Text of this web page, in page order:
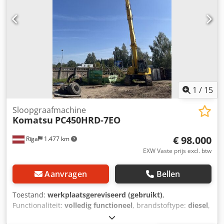
1 / 15
Rīga 1.477 km
Sloopgraafmachine
Komatsu PC450HRD-7EO
€ 98.000
EXW Vaste prijs excl. btw
Aanvragen Bellen
Toestand: werkplaatsgereviseerd (gebruikt),
Functionaliteit: volledig functioneel, brandstoftype: diesel,
20 l/h